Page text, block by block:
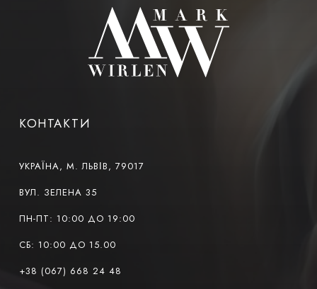
КОНТАКТИ
УКРАЇНА, М. ЛЬВІВ, 79017
ВУЛ. ЗЕЛЕНА 35
ПН-ПТ: 10:00 ДО 19:00
СБ: 10:00 ДО 15.00
+38 (067) 668 24 48